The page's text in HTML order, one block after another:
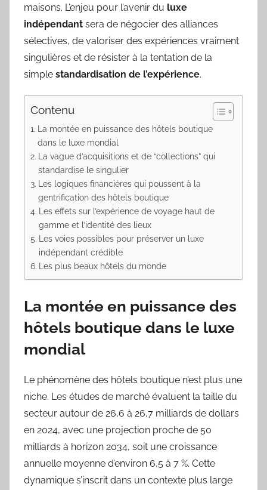
maisons. L’enjeu pour l’avenir du luxe
indépendant sera de négocier des alliances
sélectives, de valoriser des expériences vraiment
singulières et de résister à la tentation de la
simple standardisation de l’expérience.
Contenu
La montée en puissance des hôtels boutique
dans le luxe mondial
La vague d’acquisitions et de “collections” qui
standardise le singulier
Les logiques financières qui poussent à la
gentrification des hôtels boutique
Les effets sur l’expérience de voyage haut de
gamme et l’identité des lieux
Les voies possibles pour préserver un luxe
indépendant crédible
Les plus beaux hôtels du monde
La montée en puissance des
hôtels boutique dans le luxe
mondial
Le phénomène des hôtels boutique n’est plus une
niche. Les études de marché évaluent la taille du
secteur autour de 26,6 à 26,7 milliards de dollars
en 2024, avec une projection proche de 50
milliards à horizon 2034, soit une croissance
annuelle moyenne d’environ 6,5 à 7 %. Cette
dynamique s’inscrit dans un contexte plus large